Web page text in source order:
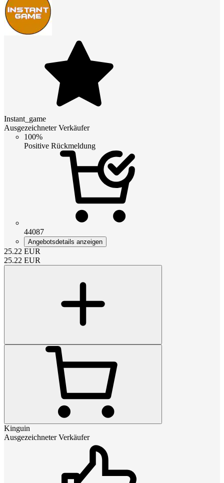
Instant_game
Ausgezeichneter Verkäufer
100%
Positive Rückmeldung
44087
Angebotsdetails anzeigen
25.22 EUR
25.22 EUR
Kinguin
Ausgezeichneter Verkäufer